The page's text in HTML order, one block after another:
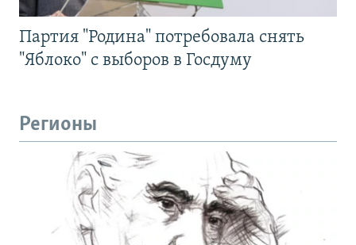
Партия "Родина" потребовала снять
"Яблоко" с выборов в Госдуму
Регионы